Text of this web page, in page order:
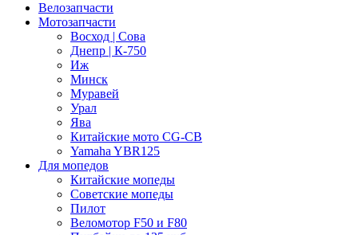
Велозапчасти
Мотозапчасти
Восход | Сова
Днепр | К-750
Иж
Минск
Муравей
Урал
Ява
Китайские мото CG-CB
Yamaha YBR125
Для мопедов
Китайские мопеды
Советские мопеды
Пилот
Веломотор F50 и F80